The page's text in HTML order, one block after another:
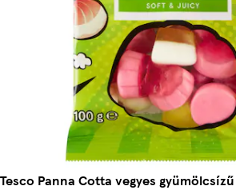
Tesco Panna Cotta vegyes